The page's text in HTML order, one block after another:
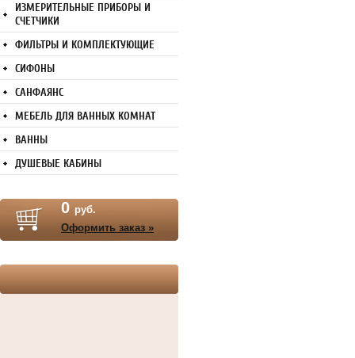
ИЗМЕРИТЕЛЬНЫЕ ПРИБОРЫ И
СЧЕТЧИКИ
ФИЛЬТРЫ И КОМПЛЕКТУЮЩИЕ
СИФОНЫ
САНФАЯНС
МЕБЕЛЬ ДЛЯ ВАННЫХ КОМНАТ
ВАННЫ
ДУШЕВЫЕ КАБИНЫ
0 руб.
Оформить заказ »